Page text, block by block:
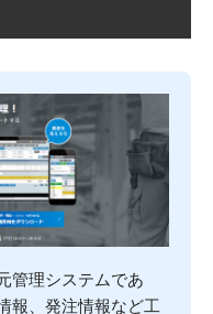
管理システムであ
報、発注情報など工